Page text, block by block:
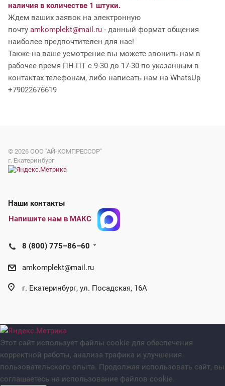
наличия в количестве 1 штуки.
Ждем ваших заявок на электронную
почту amkomplekt@mail.ru - данный формат общения
наиболее предпочтителен для нас!
Также на ваше усмотрение вы можете звонить нам в
рабочее время ПН-ПТ с 9-30 до 17-30 по указанным в
контактах телефонам, либо написать нам на WhatsUp
+79022676619
© 2026 ООО "АЙ-КОМПРЕССОР"
г. Екатеринбург
Наши контакты
Напишите нам в МАКС
8 (800) 775–86–60
amkomplekt@mail.ru
г. Екатеринбург, ул. Посадская, 16А
Этот сайт использует файлы cookie для обеспечения
корректной работы, анализа трафика и улучшения
пользовательского опыта. Продолжая использовать сайт, вы
соглашаетесь на использование файлов cookie.